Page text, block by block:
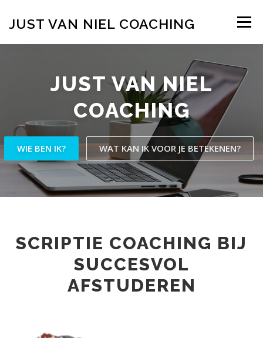
inhoud
JUST VAN NIEL COACHING Menu
JUST VAN NIEL
COACHING
WIE BEN IK? WAT KAN IK VOOR JE BETEKENEN?
SCRIPTIE COACHING BIJ
SUCCESVOL
AFSTUDEREN